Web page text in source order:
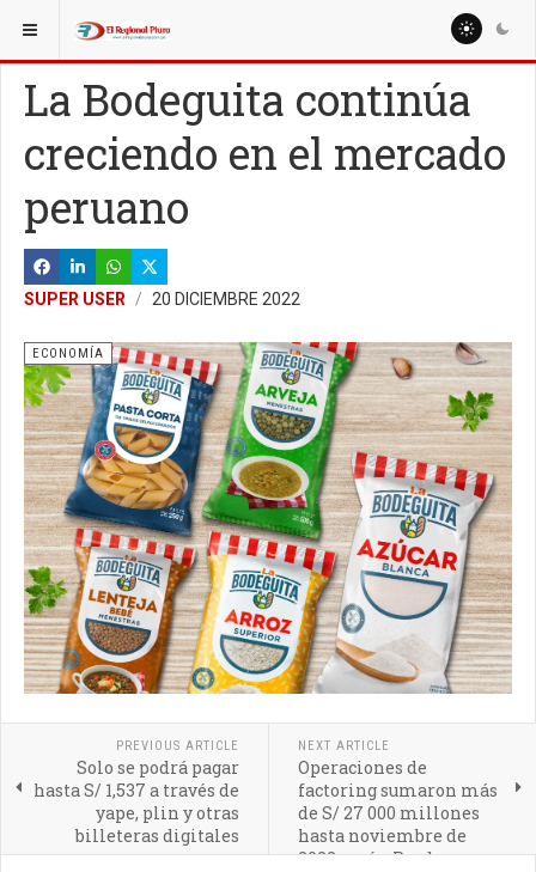
ESTÁ AQUÍ: NACIONALES
La Bodeguita continúa
creciendo en el mercado
peruano
SUPER USER 20 DICIEMBRE 2022
ECONOMÍA
PREVIOUS ARTICLE
Solo se podrá pagar
hasta S/ 1,537 a través de
yape, plin y otras
billeteras digitales
NEXT ARTICLE
Operaciones de
factoring sumaron más
de S/ 27 000 millones
hasta noviembre de
2022 según Produce